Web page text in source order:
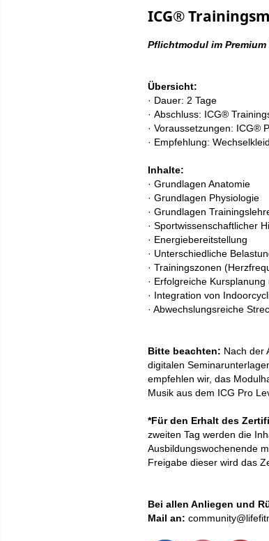
ICG®
Pflichtmodul im
Übersicht:
· Dauer: 2 Tage
· Abschluss: ICG®
· Voraussetzungen: ICG®
· Empfehlung:
Inhalte:
· Grundlagen Anatomie
· Grundlagen Physiologie
· Grundlagen
· Sportwissenschaftlicher
· Energiebereitstellung
· Unterschiedliche
· Trainingszonen
· Erfolgreiche
· Integration von
· Abwechslungsreiche
Bitte beachten: Nach der
digitalen
empfehlen wir, das
Musik aus dem ICG Pro
*Für den Erhalt des
zweiten Tag werden die
Ausbildungswochenende
Freigabe dieser wird das
Bei allen Anliegen und
Mail an: